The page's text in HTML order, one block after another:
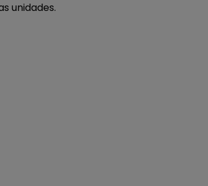
unidades.